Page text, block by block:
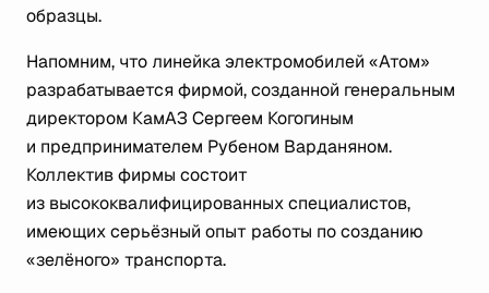
образцы.
Напомним, что линейка электромобилей «Атом»
разрабатывается фирмой, созданной генеральным
директором КамАЗ Сергеем Когогиным
и предпринимателем Рубеном Варданяном.
Коллектив фирмы состоит
из высококвалифицированных специалистов,
имеющих серьёзный опыт работы по созданию
«зелёного» транспорта.